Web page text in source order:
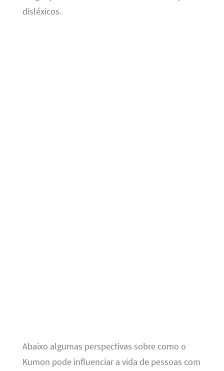
disléxicos.
Abaixo algumas perspectivas sobre como o
Kumon pode influenciar a vida de pessoas com